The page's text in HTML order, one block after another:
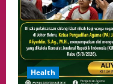
Health